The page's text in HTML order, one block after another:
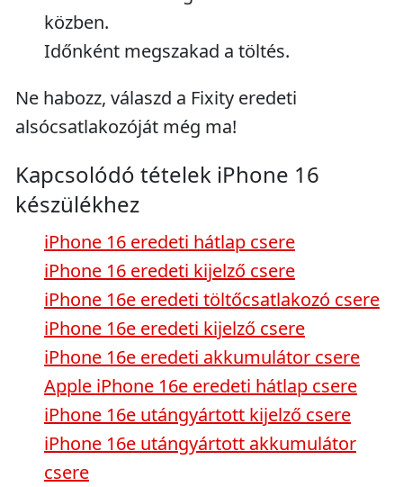
közben.
Időnként megszakad a töltés.
Ne habozz, válaszd a Fixity eredeti
alsócsatlakozóját még ma!
Kapcsolódó tételek iPhone 16
készülékhez
iPhone 16 eredeti hátlap csere
iPhone 16 eredeti kijelző csere
iPhone 16e eredeti töltőcsatlakozó csere
iPhone 16e eredeti kijelző csere
iPhone 16e eredeti akkumulátor csere
Apple iPhone 16e eredeti hátlap csere
iPhone 16e utángyártott kijelző csere
iPhone 16e utángyártott akkumulátor
csere